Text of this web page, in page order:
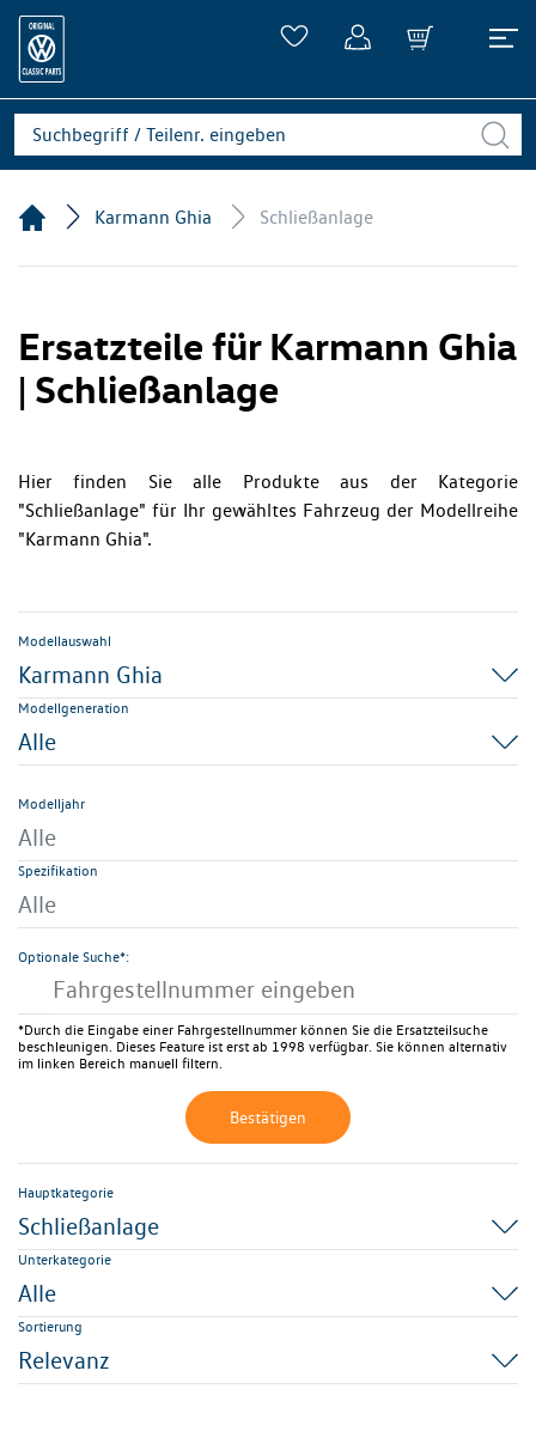
Karmann Ghia Schließanlage
Ersatzteile für Karmann Ghia
| Schließanlage
Hier finden Sie alle Produkte aus der Kategorie
"Schließanlage" für Ihr gewähltes Fahrzeug der Modellreihe
"Karmann Ghia".
Modellauswahl
Karmann Ghia
Modellgeneration
Alle
Modelljahr
Alle
Spezifikation
Alle
Optionale Suche*:
*Durch die Eingabe einer Fahrgestellnummer können Sie die Ersatzteilsuche
beschleunigen. Dieses Feature ist erst ab 1998 verfügbar. Sie können alternativ
im linken Bereich manuell filtern.
Bestätigen
Hauptkategorie
Schließanlage
Unterkategorie
Alle
Sortierung
Relevanz